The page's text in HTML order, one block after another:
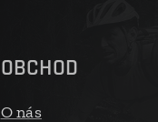
OBCHOD
O nás